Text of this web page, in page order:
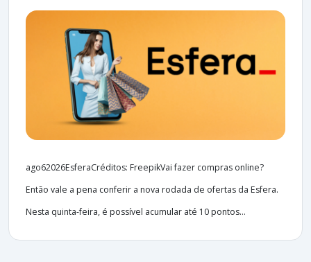
ago62026EsferaCréditos: FreepikVai fazer compras online?
Então vale a pena conferir a nova rodada de ofertas da Esfera.
Nesta quinta-feira, é possível acumular até 10 pontos...